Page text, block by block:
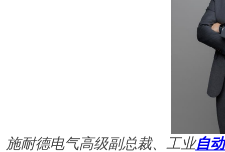
施耐德电气高级副总裁、工业自